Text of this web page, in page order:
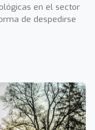
en el sector
de despedirse